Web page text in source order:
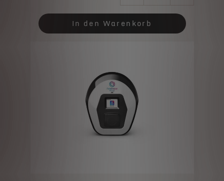
Price
108,00
Quantity
updated
In den Warenkorb